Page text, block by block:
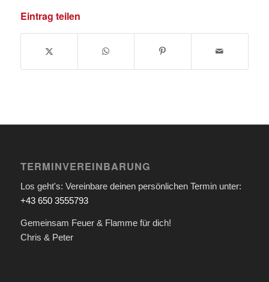
Eintrag teilen
TERMINVEREINBARUNG
Los geht's: Vereinbare deinen persönlichen Termin unter:
+43 650 3555793
Gemeinsam Feuer & Flamme für dich!
Chris & Peter